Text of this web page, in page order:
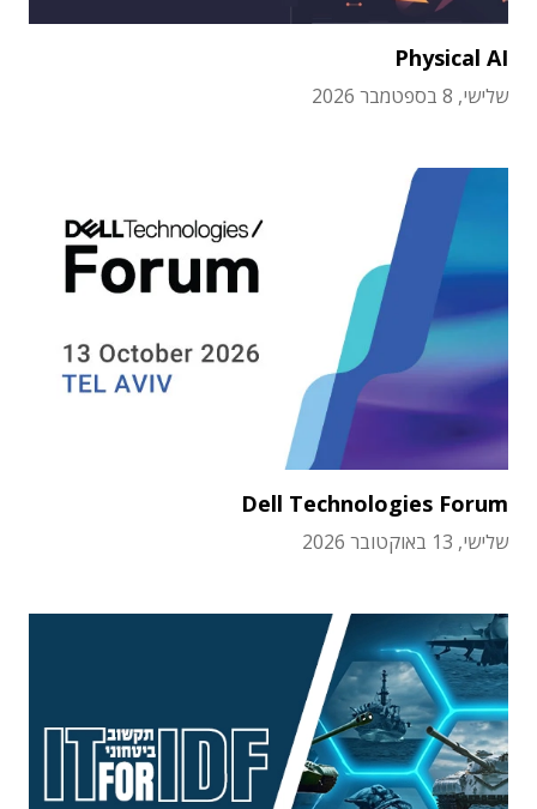
Physical AI
שלישי, 8 בספטמבר 2026
Dell Technologies Forum
שלישי, 13 באוקטובר 2026